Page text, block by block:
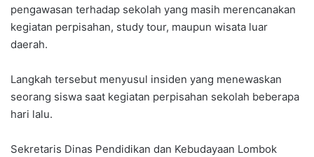
pengawasan terhadap sekolah yang masih merencanakan
kegiatan perpisahan, study tour, maupun wisata luar
daerah.
Langkah tersebut menyusul insiden yang menewaskan
seorang siswa saat kegiatan perpisahan sekolah beberapa
hari lalu.
Sekretaris Dinas Pendidikan dan Kebudayaan Lombok